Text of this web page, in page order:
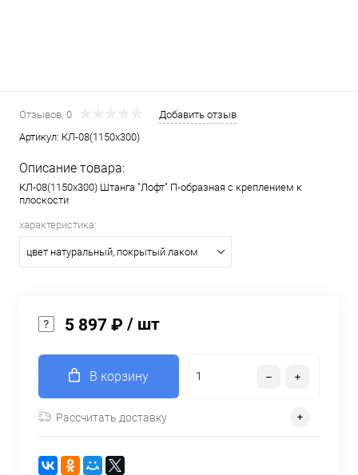
Отзывов: 0
Добавить отзыв
Артикул: КЛ-08(1150х300)
Описание товара:
КЛ-08(1150х300) Штанга "Лофт" П-образная с креплением к
плоскости
характеристика:
цвет натуральный, покрытый лаком
5 897 ₽ / шт
В корзину
Рассчитать доставку